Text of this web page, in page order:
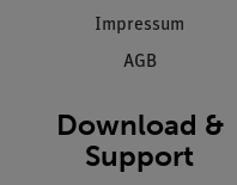
Impressum
AGB
Download &
Support